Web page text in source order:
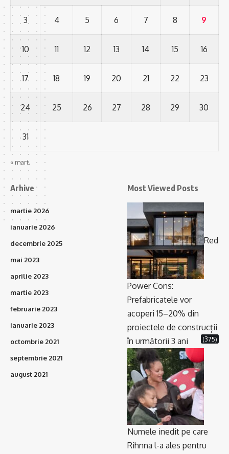
3 4 5 6 7 8 9
10 11 12 13 14 15 16
17 18 19 20 21 22 23
24 25 26 27 28 29 30
31
« mart.
Arhive
martie 2026
ianuarie 2026
decembrie 2025
mai 2023
aprilie 2023
martie 2023
februarie 2023
ianuarie 2023
octombrie 2021
septembrie 2021
august 2021
Most Viewed Posts
Red
Power Cons:
Prefabricatele vor
acoperi 15–20% din
proiectele de construcții
în următorii 3 ani
(375)
Numele inedit pe care
Rihnna l-a ales pentru